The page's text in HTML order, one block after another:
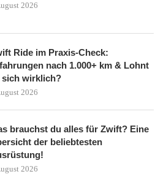
2026
Ride im Praxis-Check:
nach 1.000+ km & Lohnt
sich wirklich?
2026
brauchst du alles für Zwift? Eine
der beliebtesten
2026